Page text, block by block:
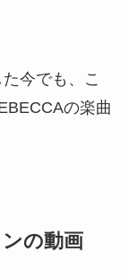
今でも、こ
の楽曲
の動画